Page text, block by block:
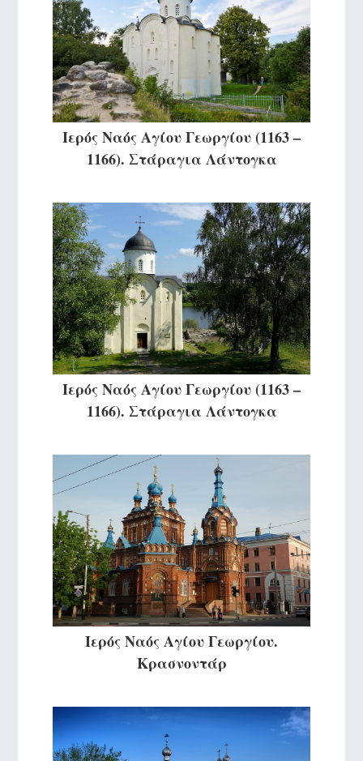
Ιερός Ναός Αγίου Γεωργίου (1163 –
1166). Στάραγια Λάντογκα
Ιερός Ναός Αγίου Γεωργίου (1163 –
1166). Στάραγια Λάντογκα
Ιερός Ναός Αγίου Γεωργίου.
Κρασνοντάρ